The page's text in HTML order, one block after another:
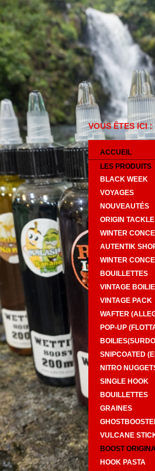
VOUS ÊTES ICI :
ACCUEIL
LES PRODUITS
BLACK WEEK
VOYAGES
NOUVEAUTÉS
ORIGIN TACKLE
WINTER
AUTENTIK
WINTER
BOUILLETTES
VINTAGE
VINTAGE PACK
WAFTER
POP-UP
SNIPCOATED
NITRO
SINGLE HOOK
BOUILLETTES
GRAINES
VULCANE
BOOST
HOOK PASTA